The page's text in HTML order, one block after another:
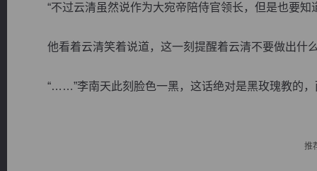
“不过云清虽然说作为大宛帝陪侍官领长，但是也要知
他看着云清笑着说道，这一刻提醒着云清不要做出什
“……”李南天此刻脸色一黑，这话绝对是黑玫瑰教的，
推